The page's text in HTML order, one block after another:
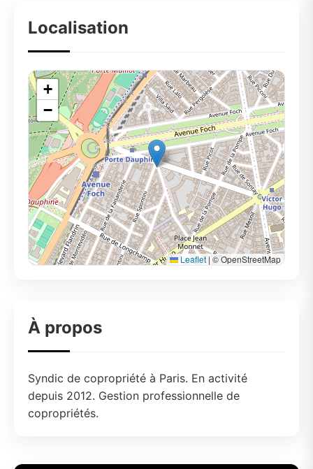
Localisation
+
−
Leaflet | © OpenStreetMap
À propos
Syndic de copropriété à Paris. En activité
depuis 2012. Gestion professionnelle de
copropriétés.